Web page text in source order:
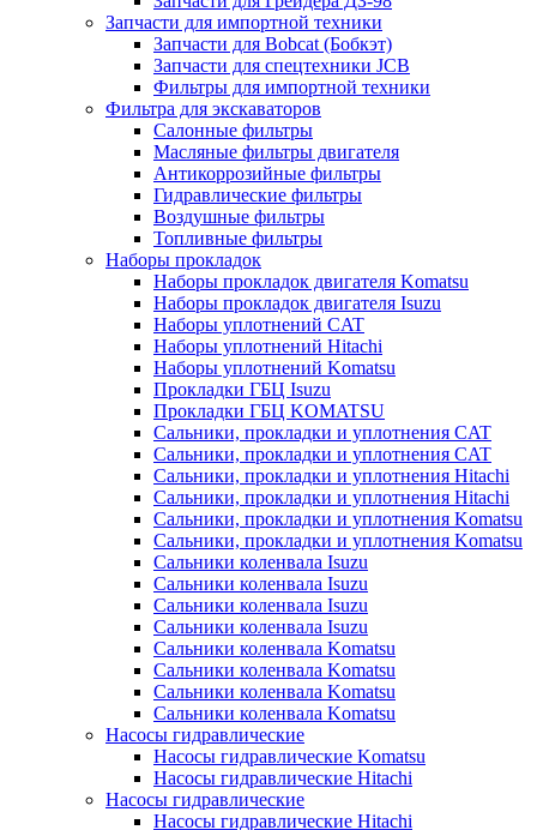
Запчасти для импортной техники
Запчасти для Bobcat (Бобкэт)
Запчасти для спецтехники JCB
Фильтры для импортной техники
Фильтра для экскаваторов
Салонные фильтры
Масляные фильтры двигателя
Антикоррозийные фильтры
Гидравлические фильтры
Воздушные фильтры
Топливные фильтры
Наборы прокладок
Наборы прокладок двигателя Komatsu
Наборы прокладок двигателя Isuzu
Наборы уплотнений CAT
Наборы уплотнений Hitachi
Наборы уплотнений Komatsu
Прокладки ГБЦ Isuzu
Прокладки ГБЦ KOMATSU
Сальники, прокладки и уплотнения CAT
Сальники, прокладки и уплотнения CAT
Сальники, прокладки и уплотнения Hitachi
Сальники, прокладки и уплотнения Hitachi
Сальники, прокладки и уплотнения Komatsu
Сальники, прокладки и уплотнения Komatsu
Сальники коленвала Isuzu
Сальники коленвала Isuzu
Сальники коленвала Isuzu
Сальники коленвала Isuzu
Сальники коленвала Komatsu
Сальники коленвала Komatsu
Сальники коленвала Komatsu
Сальники коленвала Komatsu
Насосы гидравлические
Насосы гидравлические Komatsu
Насосы гидравлические Hitachi
Насосы гидравлические
Насосы гидравлические Hitachi